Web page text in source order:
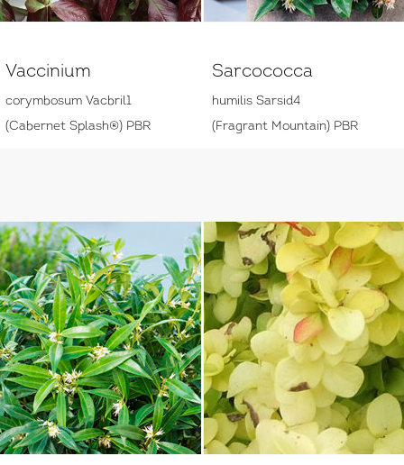
Vaccinium
corymbosum Vacbril1
(Cabernet Splash®) PBR
Sarcococca
humilis Sarsid4
(Fragrant Mountain) PBR